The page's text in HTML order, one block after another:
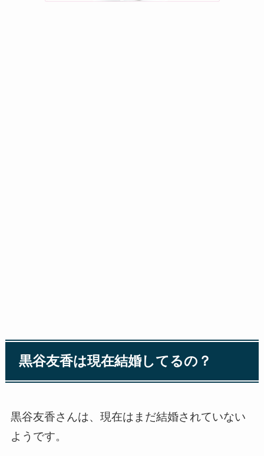
黒谷友香は現在結婚してるの？
黒谷友香さんは、現在はまだ結婚されていない
ようです。